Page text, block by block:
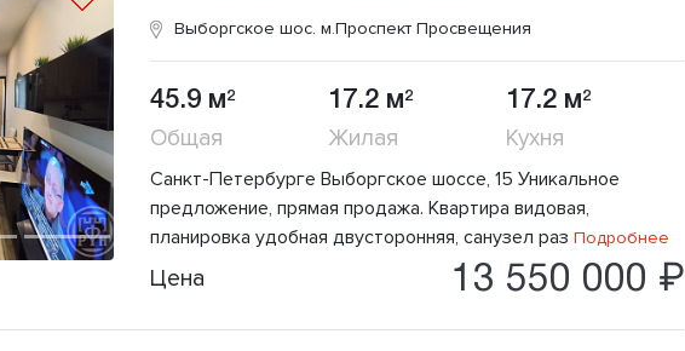
Выборгское шос. м.Проспект Просвещения
45.9 м2
Общая
17.2 м2
Жилая
17.2 м2
Кухня
Сaнкт-Петеpбуpге Bыбopгcкое шосce, 15 Уникaльное
предложениe, прямая продажа. Квартира видовая,
планировка удобная двусторонняя, санузел раз Подробнее
Цена 13 550 000 ₽